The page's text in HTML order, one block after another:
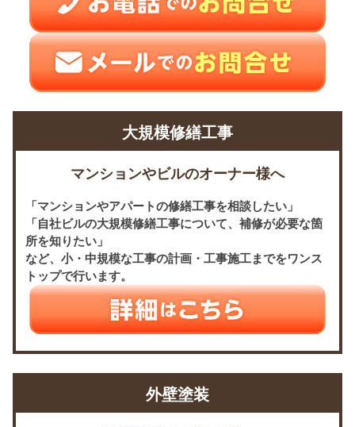
大規模修繕工事
マンションやビルのオーナー様へ
「マンションやアパートの修繕工事を相談したい」
「自社ビルの大規模修繕工事について、補修が必要な箇
所を知りたい」
など、小・中規模な工事の計画・工事施工までをワンス
トップで行います。
外壁塗装